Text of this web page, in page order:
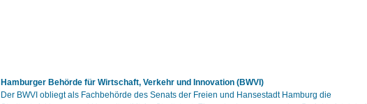
Hamburger Behörde für Wirtschaft, Verkehr und Innovation (BWVI)
Der BWVI obliegt als Fachbehörde des Senats der Freien und Hansestadt Hamburg die